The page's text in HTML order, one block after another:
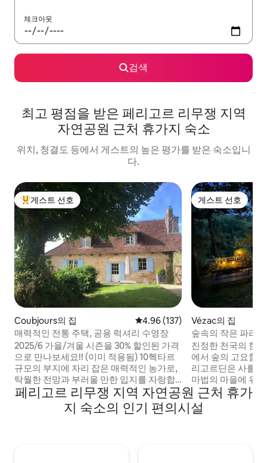
체크아웃
검색
최고 평점을 받은 페리고르 리무쟁 지역
자연공원 근처 휴가지 숙소
위치, 청결도 등에서 게스트의 높은 평가를 받은 숙소입니
다.
상위 게스트 선호
게스트 선호
Coubjours의 집 평점 4.96점(5점 만점), 후기 137
4.96 (137)
매력적인 전통 주택, 공용 럭셔리 수영장
2025/6 가을/겨울 시즌을 30% 할인된 가격
으로 만나보세요!! (이미 적용됨) 10헥타르
규모의 부지에 자리 잡은 매력적인 농가로,
탁월한 전망과 부러울 만한 입지를 자랑합
니다.연중 어느 때나 즐길 수 있습니다. 봄에
는 난초를 찾고, 여름에는 (공용) 인피니티
풀에서 느긋하게 휴식을 취하고, 가을에는
게스트 선호
게스트 선호
Vézac의 집
숲속의 작은 파라
진정한 천국의 한 조각 황금 삼각형
에서 숲의 고요함
리고르딘은 사를라트에서 15분 거리에 있는
마법의 마을에 위
고 이례적인 이 집
기간 동안 사랑스
여야 합니다. 호스
페리고르 리무쟁 지역 자연공원 근처 휴가
지 숙소의 인기 편의시설